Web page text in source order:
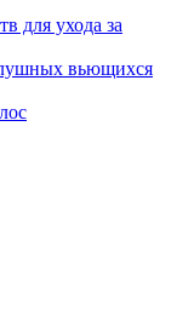
для ухода за
вьющихся